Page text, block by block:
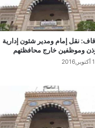
نقل إمام ومدير شئون إدارية
وموظفين خارج محافظتهم